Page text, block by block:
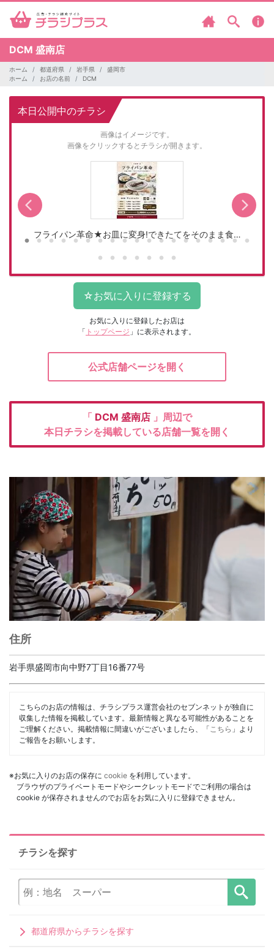
DCM 盛南店
ホーム 都道府県 岩手県
盛岡市
ホーム
お店の名前 DCM
本日公開中のチラシ
画像はイメージです。
画像をクリックするとチラシが開きます。
フライパン革命★お皿に変身!できたてをそのまま食…
お気に入りに登録したお店は
「 トップページ 」に表示されます。
公式店舗ページを開く
「 DCM 盛南店 」周辺で
本日チラシを掲載している店舗一覧を開く
住所
岩手県盛岡市向中野7丁目16番77号
こちらのお店の情報は、チラシプラス運営会社のセブンネットが独自に
収集した情報を掲載しています。最新情報と異なる可能性があることを
ご理解ください。掲載情報に間違いがございましたら、「 こちら 」より
ご報告をお願いします。
※お気に入りのお店の保存に cookie を利用しています。
ブラウザのプライベートモードやシークレットモードでご利用の場合は
cookie が保存されませんのでお店をお気に入りに登録できません。
チラシを探す
都道府県からチラシを探す